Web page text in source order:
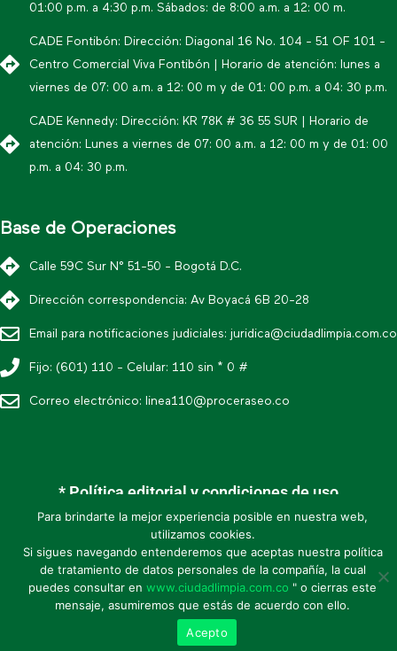
01:00 p.m. a 4:30 p.m. Sábados: de 8:00 a.m. a 12: 00 m.
CADE Fontibón: Dirección: Diagonal 16 No. 104 - 51 OF 101 -
Centro Comercial Viva Fontibón | Horario de atención: lunes a
viernes de 07: 00 a.m. a 12: 00 m y de 01: 00 p.m. a 04: 30 p.m.
CADE Kennedy: Dirección: KR 78K # 36 55 SUR | Horario de
atención: Lunes a viernes de 07: 00 a.m. a 12: 00 m y de 01: 00
p.m. a 04: 30 p.m.
Base de Operaciones
Calle 59C Sur N° 51-50 - Bogotá D.C.
Dirección correspondencia: Av Boyacá 6B 20-28
Email para notificaciones judiciales: juridica@ciudadlimpia.com.co
Fijo: (601) 110 - Celular: 110 sin * 0 #
Correo electrónico: linea110@proceraseo.co
* Política editorial y condiciones de uso
* Política de datos personales
* Mapa de sitio
* Política de seguridad de la información
Para brindarte la mejor experiencia posible en nuestra web,
utilizamos cookies.
Si sigues navegando entenderemos que aceptas nuestra política
de tratamiento de datos personales de la compañía, la cual
puedes consultar en www.ciudadlimpia.com.co " o cierras este
mensaje, asumiremos que estás de acuerdo con ello.
Acepto